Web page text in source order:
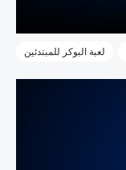
لعبة البوكر للمبتدئين